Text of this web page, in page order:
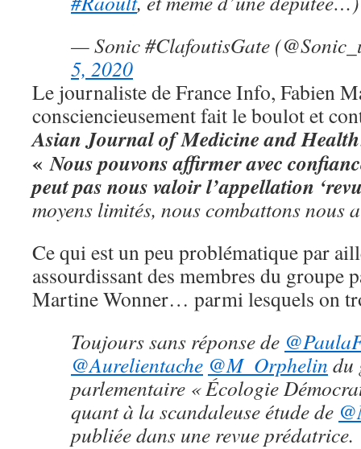
— Sonic #ClafoutisGate
5, 2020
Le journaliste de France Info, Fabien
consciencieusement fait le boulot et
Asian Journal of Medicine and Health
«Nous pouvons affirmer avec
peut pas nous valoir l’appellation
moyens limités, nous combattons nous
Ce qui est un peu problématique par
assourdissant des membres du groupe
Martine Wonner… parmi lesquels on
Toujours sans réponse de
@Aurelientache @M_Orphelin du
parlementaire « Écologie
quant à la scandaleuse étude de
publiée dans une revue prédatrice.